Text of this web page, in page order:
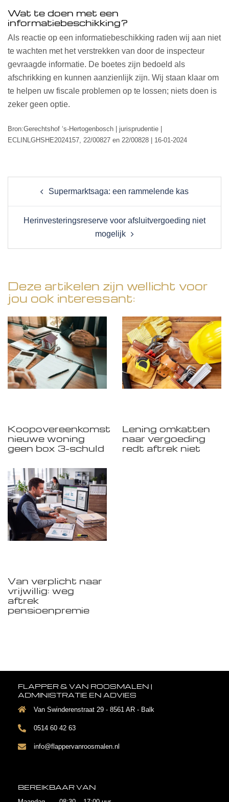
Wat te doen met een
informatiebeschikking?
Als reactie op een informatiebeschikking raden wij aan niet
te wachten met het verstrekken van door de inspecteur
gevraagde informatie. De boetes zijn bedoeld als
afschrikking en kunnen aanzienlijk zijn. Wij staan klaar om
te helpen uw fiscale problemen op te lossen; niets doen is
zeker geen optie.
Bron:Gerechtshof ‘s-Hertogenbosch | jurisprudentie |
ECLINLGHSHE2024157, 22/00827 en 22/00828 | 16-01-2024
navigation
Supermarktsaga: een rammelende kas
Herinvesteringsreserve voor afsluitvergoeding niet
mogelijk
Deze artikelen zijn wellicht voor
jou ook interessant:
Koopovereenkomst
nieuwe woning
geen box 3-schuld
Lening omkatten
naar vergoeding
redt aftrek niet
Van verplicht naar
vrijwillig: weg
aftrek
pensioenpremie
FLAPPER & VAN ROOSMALEN |
ADMINISTRATIE EN ADVIES
Van Swinderenstraat 29 - 8561 AR - Balk
0514 60 42 63
info@flappervanroosmalen.nl
BEREIKBAAR VAN